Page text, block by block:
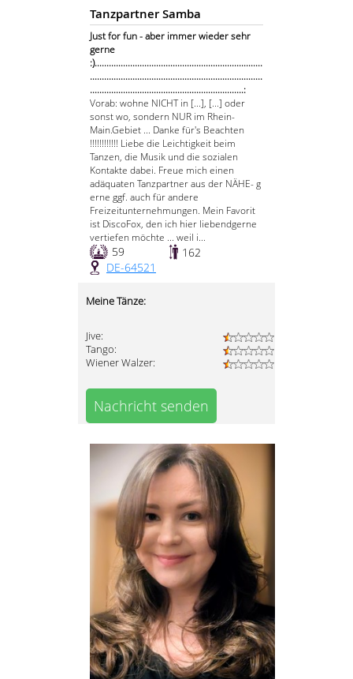
Tanzpartner Samba
Just for fun - aber immer wieder sehr
gerne
:).......................................................................
.........................................................................
.................................................................:
Vorab: wohne NICHT in [...], [...] oder
sonst wo, sondern NUR im Rhein-
Main.Gebiet ... Danke für's Beachten
!!!!!!!!!!!! Liebe die Leichtigkeit beim
Tanzen, die Musik und die sozialen
Kontakte dabei. Freue mich einen
adäquaten Tanzpartner aus der NÄHE- g
erne ggf. auch für andere
Freizeitunternehmungen. Mein Favorit
ist DiscoFox, den ich hier liebendgerne
vertiefen möchte ... weil i...
59
162
DE-64521
Meine Tänze:
Jive:
Tango:
Wiener Walzer:
Nachricht senden